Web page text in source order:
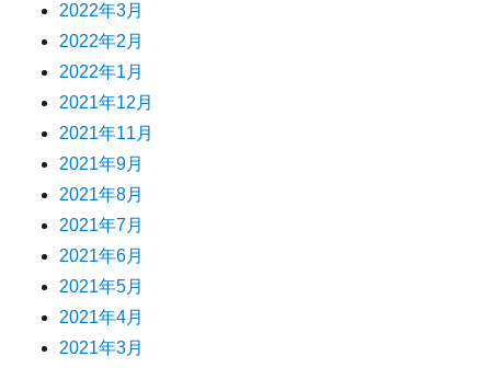
2022年3月
2022年2月
2022年1月
2021年12月
2021年11月
2021年9月
2021年8月
2021年7月
2021年6月
2021年5月
2021年4月
2021年3月